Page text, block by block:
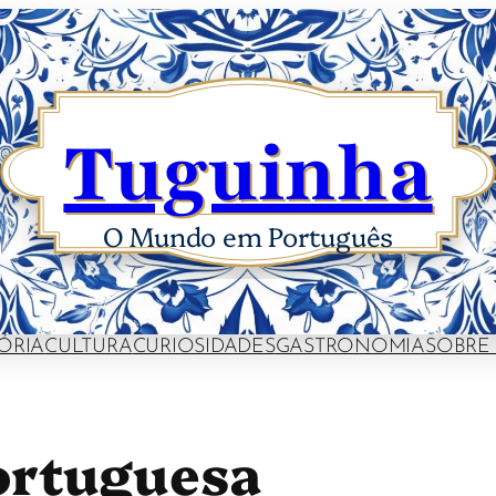
Tuguinha
O Mundo em Português
CULTURACURIOSIDADESGASTRONOMIA